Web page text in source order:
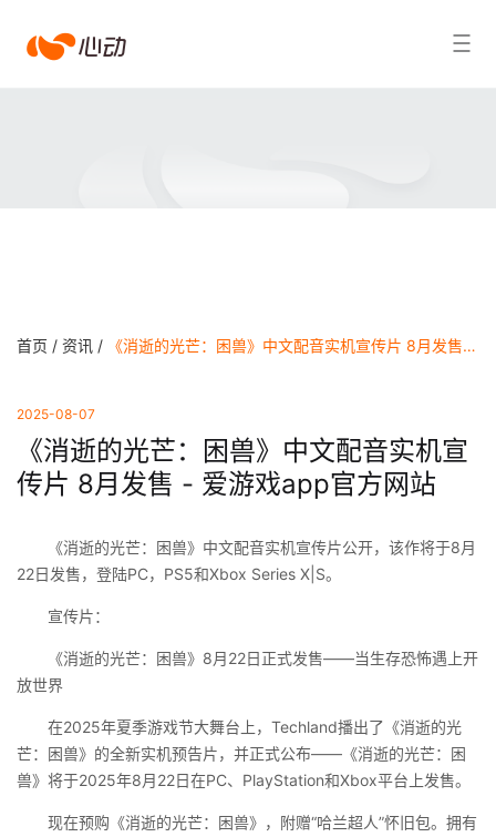
爱搜索结果
首页 / 资讯 / 《消逝的光芒：困兽》中文配音实机宣传片 8月发售 - 爱游戏app官方网站
2025-08-07
《消逝的光芒：困兽》中文配音实机宣
传片 8月发售 - 爱游戏app官方网站
《消逝的光芒：困兽》中文配音实机宣传片公开，该作将于8月
22日发售，登陆PC，PS5和Xbox Series X|S。
宣传片：
《消逝的光芒：困兽》8月22日正式发售——当生存恐怖遇上开
放世界
在2025年夏季游戏节大舞台上，Techland播出了《消逝的光
芒：困兽》的全新实机预告片，并正式公布——《消逝的光芒：困
兽》将于2025年8月22日在PC、PlayStation和Xbox平台上发售。
现在预购《消逝的光芒：困兽》，附赠“哈兰超人”怀旧包。拥有